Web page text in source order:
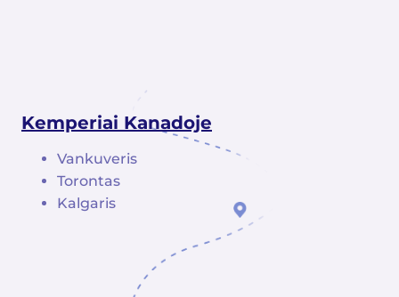
Kemperiai Kanadoje
Vankuveris
Torontas
Kalgaris